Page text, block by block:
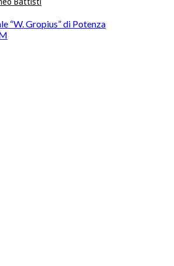
“W. Gropius” di Potenza